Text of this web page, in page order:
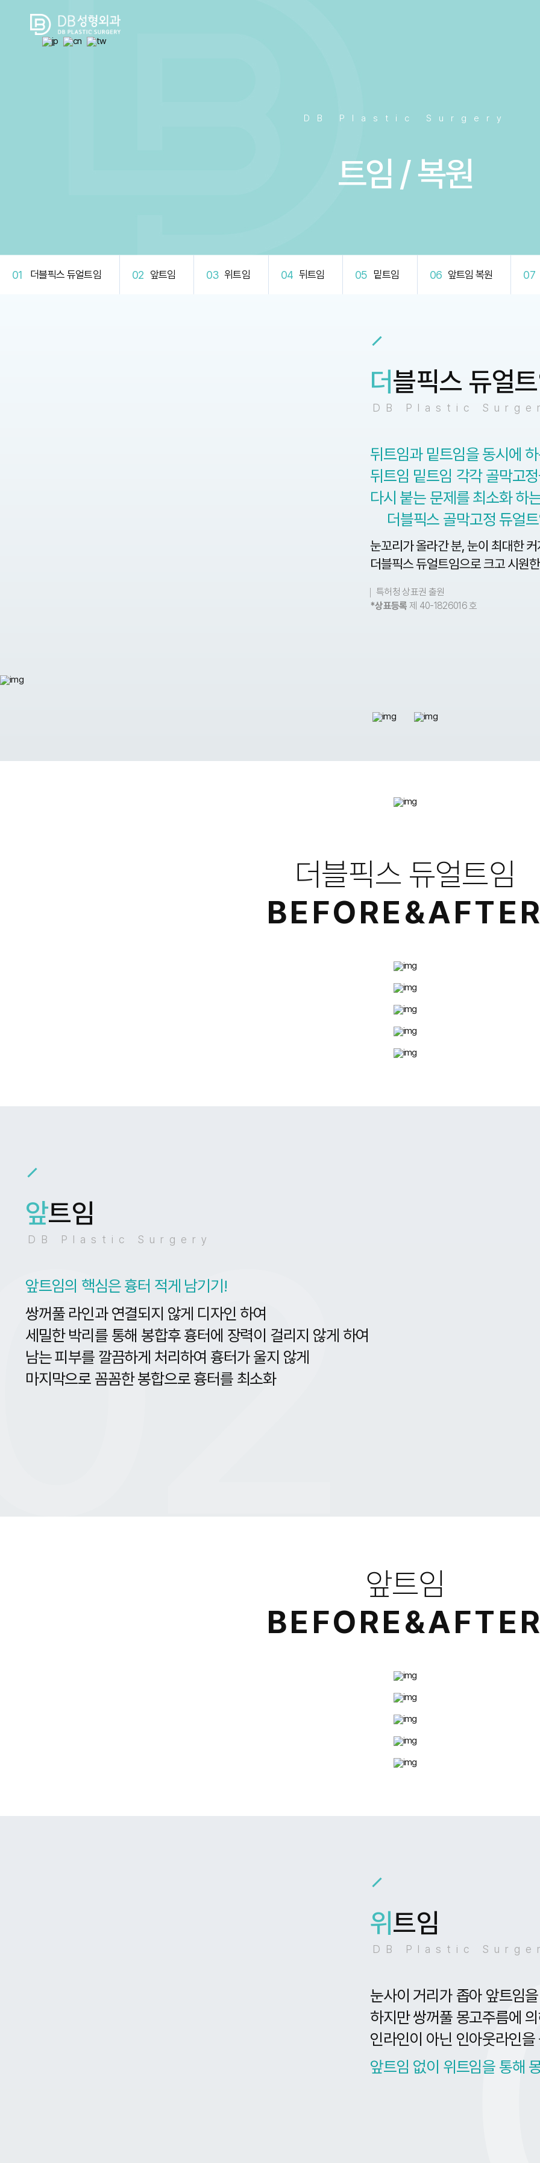
DB Plastic Surgery
트임 / 복원
더블픽스 듀얼트임 앞트임 위트임 뒤트임 밑트임 앞트임 복원
더블픽스 듀얼
DB Plastic
뒤트임과 밑트임을 동시에
뒤트임 밑트임 각각 골막고
다시 붙는 문제를 최소화 하
더블픽스 골막고정 듀얼
눈꼬리가 올라간 분, 눈이 최대한
더블픽스 듀얼트임으로 크고 시원
특허청 상표권 출원
*상표등록 제 40-1826016 호
더블픽스 듀얼트임
앞트임
DB Plastic Surgery
앞트임의 핵심은 흉터 적게 남기기!
쌍꺼풀 라인과 연결되지 않게 디자인 하여
세밀한 박리를 통해 봉합후 흉터에 장력이 걸리지 않게 하여
남는 피부를 깔끔하게 처리하여 흉터가 울지 않게
마지막으로 꼼꼼한 봉합으로 흉터를 최소화
앞트임
위 트임
DB Plastic
눈사이 거리가 좁아 앞트임
하지만 쌍꺼풀 몽고주름에
인라인이 아닌 인아웃라인을
앞트임 없이 위트임을 통해